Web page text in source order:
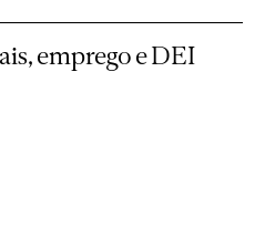
emprego e DEI